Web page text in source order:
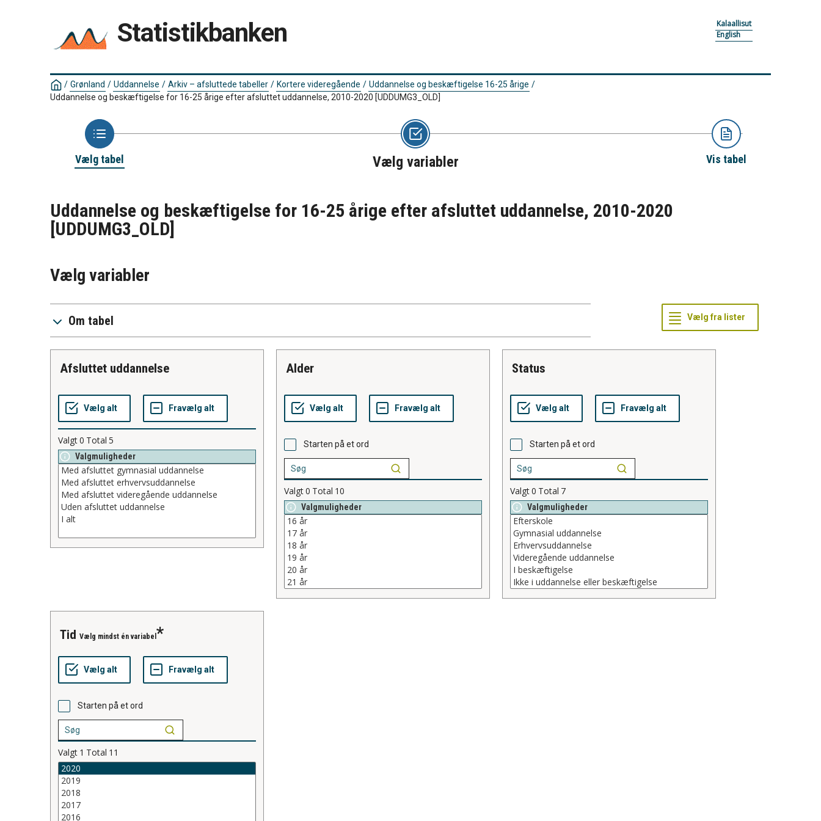
Statistikbanken
Kalaallisut
English
/ Grønland / Uddannelse / Arkiv – afsluttede tabeller / Kortere videregående / Uddannelse og beskæftigelse 16-25 årige /
Uddannelse og beskæftigelse for 16-25 årige efter afsluttet uddannelse, 2010-2020 [UDDUMG3_OLD]
Vælg tabel Vælg variabler Vis tabel
Uddannelse og beskæftigelse for 16-25 årige efter afsluttet uddannelse, 2010-2020
[UDDUMG3_OLD]
Vælg variabler
Om tabel
afsluttet uddannelse
Valgt0 Total 5
Valgmuligheder
alder
Starten på et ord
Valgt0 Total 10
Valgmuligheder
status
Starten på et ord
Valgt0 Total 7
Valgmuligheder
tid Vælg mindst én variabel
Starten på et ord
Valgt 1 Total 11